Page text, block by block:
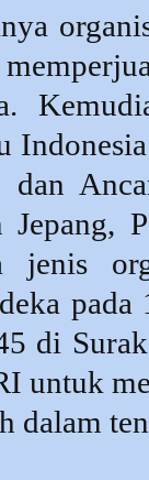
dan
Jepang,
jenis
di
untuk
dalam